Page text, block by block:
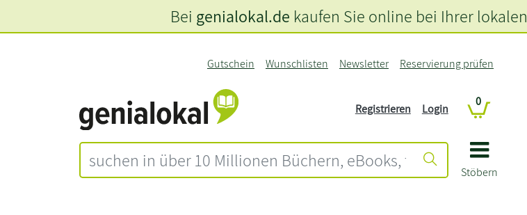
Stöbern
Gutschein Wunschlisten Newsletter Reservierung prüfen
Registrieren Login
0
Bei genialokal.de kaufen Sie online bei Ihrer lokalen